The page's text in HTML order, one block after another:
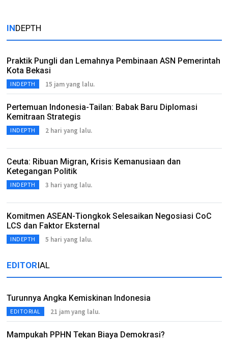
INDEPTH
Praktik Pungli dan Lemahnya Pembinaan ASN Pemerintah
Kota Bekasi
INDEPTH 15 jam yang lalu.
Pertemuan Indonesia-Tailan: Babak Baru Diplomasi
Kemitraan Strategis
INDEPTH 2 hari yang lalu.
Ceuta: Ribuan Migran, Krisis Kemanusiaan dan
Ketegangan Politik
INDEPTH 3 hari yang lalu.
Komitmen ASEAN-Tiongkok Selesaikan Negosiasi CoC
LCS dan Faktor Eksternal
INDEPTH 5 hari yang lalu.
EDITORIAL
Turunnya Angka Kemiskinan Indonesia
EDITORIAL 21 jam yang lalu.
Mampukah PPHN Tekan Biaya Demokrasi?